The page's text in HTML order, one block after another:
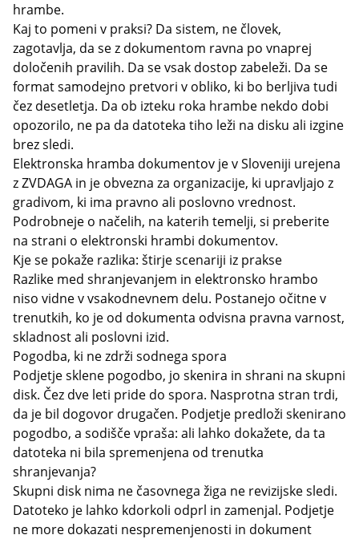
hrambe.
Kaj to pomeni v praksi? Da sistem, ne človek,
zagotavlja, da se z dokumentom ravna po vnaprej
določenih pravilih. Da se vsak dostop zabeleži. Da se
format samodejno pretvori v obliko, ki bo berljiva tudi
čez desetletja. Da ob izteku roka hrambe nekdo dobi
opozorilo, ne pa da datoteka tiho leži na disku ali izgine
brez sledi.
Elektronska hramba dokumentov je v Sloveniji urejena
z ZVDAGA in je obvezna za organizacije, ki upravljajo z
gradivom, ki ima pravno ali poslovno vrednost.
Podrobneje o načelih, na katerih temelji, si preberite
na strani o elektronski hrambi dokumentov.
Kje se pokaže razlika: štirje scenariji iz prakse
Razlike med shranjevanjem in elektronsko hrambo
niso vidne v vsakodnevnem delu. Postanejo očitne v
trenutkih, ko je od dokumenta odvisna pravna varnost,
skladnost ali poslovni izid.
Pogodba, ki ne zdrži sodnega spora
Podjetje sklene pogodbo, jo skenira in shrani na skupni
disk. Čez dve leti pride do spora. Nasprotna stran trdi,
da je bil dogovor drugačen. Podjetje predloži skenirano
pogodbo, a sodišče vpraša: ali lahko dokažete, da ta
datoteka ni bila spremenjena od trenutka
shranjevanja?
Skupni disk nima ne časovnega žiga ne revizijske sledi.
Datoteko je lahko kdorkoli odprl in zamenjal. Podjetje
ne more dokazati nespremenjenosti in dokument